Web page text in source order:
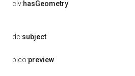
clv:hasGeometry
dc:subject
pico:preview